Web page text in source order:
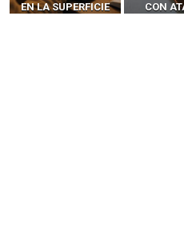
EN LA SUPERFICIE
CON